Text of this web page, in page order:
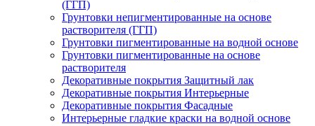
(ГГП)
Грунтовки непигментированные на основе
растворителя (ГГП)
Грунтовки пигментированные на водной основе
Грунтовки пигментированные на основе
растворителя
Декоративные покрытия Защитный лак
Декоративные покрытия Интерьерные
Декоративные покрытия Фасадные
Интерьерные гладкие краски на водной основе